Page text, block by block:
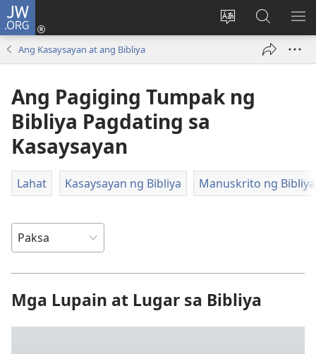
JW.ORG
Baguhin
site
Mag-
log
na
bagong
sa
JW.ORG
Ang Kasaysayan at ang Bibliya
Ang Pagiging Tumpak ng
Bibliya Pagdating sa
Kasaysayan
Lahat Kasaysayan ng Bibliya Manuskrito ng Bibliya
Mga Lupain at Lugar sa Bibliya